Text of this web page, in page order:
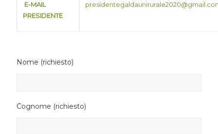
E-MAIL
PRESIDENTE
Nome (richiesto)
Cognome (richiesto)